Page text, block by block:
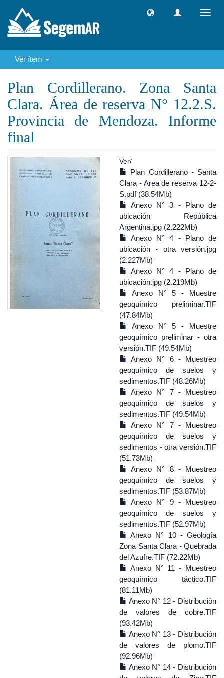
Ver ítem
Plan Cordillerano. Zona Santa
Clara. Área de reserva N° 12.2.S.
Provincia de Mendoza. Informe
final
Ver/
Plan Cordillerano - Santa
Clara - Area de reserva 12-2-
S.pdf (38.54Mb)
Anexo N° 3 - Plano de
ubicación República
Argentina.jpg (2.222Mb)
Anexo N° 4 - Plano de
ubicación - otra versión.jpg
(2.227Mb)
Anexo N° 4 - Plano de
ubicación.jpg (2.219Mb)
Anexo N° 5 - Muestre
geoquímico preliminar.TIF
(47.84Mb)
Anexo N° 5 - Muestre
geoquímico preliminar - otra
versión.TIF (49.54Mb)
Anexo N° 6 - Muestreo
geoquímico de suelos y
sedimentos.TIF (48.26Mb)
Anexo N° 7 - Muestreo
geoquímico de suelos y
sedimentos.TIF (49.54Mb)
Anexo N° 7 - Muestreo
geoquímico de suelos y
sedimentos - otra versión.TIF
(51.73Mb)
Anexo N° 8 - Muestreo
geoquímico de suelos y
sedimentos.TIF (53.87Mb)
Anexo N° 9 - Muestreo
geoquímico de suelos y
sedimentos.TIF (52.97Mb)
Anexo N° 10 - Geología
Zona Santa Clara - Quebrada
del Azufre.TIF (72.22Mb)
Anexo N° 11 - Muestreo
geoquímico táctico.TIF
(81.11Mb)
Anexo N° 12 - Distribución
de valores de cobre.TIF
(93.42Mb)
Anexo N° 13 - Distribución
de valores de plomo.TIF
(92.96Mb)
Anexo N° 14 - Distribución